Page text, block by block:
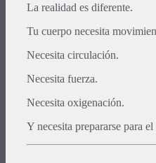
La realidad es diferente.
Tu cuerpo necesita
Necesita circulación.
Necesita fuerza.
Necesita oxigenación.
Y necesita prepararse para